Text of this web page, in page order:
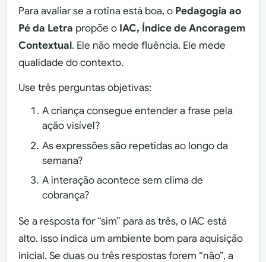
Para avaliar se a rotina está boa, o Pedagogia ao
Pé da Letra propõe o IAC, Índice de Ancoragem
Contextual. Ele não mede fluência. Ele mede
qualidade do contexto.
Use três perguntas objetivas:
A criança consegue entender a frase pela
ação visível?
As expressões são repetidas ao longo da
semana?
A interação acontece sem clima de
cobrança?
Se a resposta for “sim” para as três, o IAC está
alto. Isso indica um ambiente bom para aquisição
inicial. Se duas ou três respostas forem “não”, a